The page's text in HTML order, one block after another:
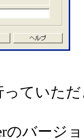
ていた
のバージ